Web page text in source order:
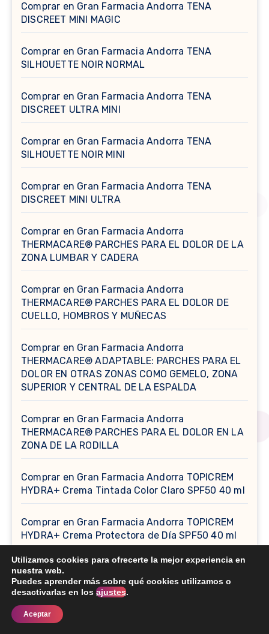
Comprar en Gran Farmacia Andorra TENA
DISCREET MINI MAGIC
Comprar en Gran Farmacia Andorra TENA
SILHOUETTE NOIR NORMAL
Comprar en Gran Farmacia Andorra TENA
DISCREET ULTRA MINI
Comprar en Gran Farmacia Andorra TENA
SILHOUETTE NOIR MINI
Comprar en Gran Farmacia Andorra TENA
DISCREET MINI ULTRA
Comprar en Gran Farmacia Andorra
THERMACARE® PARCHES PARA EL DOLOR DE LA
ZONA LUMBAR Y CADERA
Comprar en Gran Farmacia Andorra
THERMACARE® PARCHES PARA EL DOLOR DE
CUELLO, HOMBROS Y MUÑECAS
Comprar en Gran Farmacia Andorra
THERMACARE® ADAPTABLE: PARCHES PARA EL
DOLOR EN OTRAS ZONAS COMO GEMELO, ZONA
SUPERIOR Y CENTRAL DE LA ESPALDA
Comprar en Gran Farmacia Andorra
THERMACARE® PARCHES PARA EL DOLOR EN LA
ZONA DE LA RODILLA
Comprar en Gran Farmacia Andorra TOPICREM
HYDRA+ Crema Tintada Color Claro SPF50 40 ml
Comprar en Gran Farmacia Andorra TOPICREM
HYDRA+ Crema Protectora de Día SPF50 40 ml
Comprar en Gran Farmacia Andorra TOPICREM
HYDRA+ Polvos autobronceadores 18 g
Comprar en Gran Farmacia Andorra TOPICREM
HYDRA+ Agua Micelar Suave 400ml
Utilizamos cookies para ofrecerte la mejor experiencia en
nuestra web.
Puedes aprender más sobre qué cookies utilizamos o
desactivarlas en los ajustes.
Aceptar